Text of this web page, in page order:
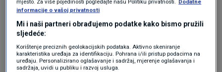
Kako biste održali njegovu svježinu, držite
lukovicečešnjakanetaknutima i u njihovoj
papirnatoj ljusci. Njihovo guljenje ubrzava
sušenje i smanjuje rok trajanja.
mjesto. Za više pojedinosti pogledajte našu Politiku privatnosti. Dodatne
informacije o vašoj privatnosti
Mi i naši partneri obrađujemo podatke kako bismo pružili
sljedeće:
Korištenje preciznih geolokacijskih podataka. Aktivno skeniranje
karakteristika uređaja za identifikaciju. Pohrana i/ili pristup podacima na
uređaju. Personalizirano oglašavanje i sadržaj, mjerenje oglašavanja i
sadržaja, uvidi u publiku i razvoj usluga.